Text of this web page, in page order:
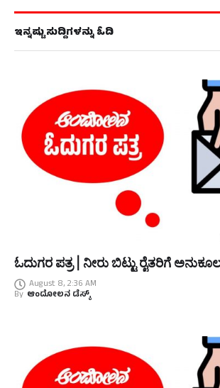
ಇನ್ನಷ್ಟು ಸುದ್ದಿಗಳನ್ನು ಓದಿ
ಓದುಗರ ಪತ್ರ | ನೀರು ಬಿಟ್ಟು ರೈತರಿಗೆ
August 8, 2:36 AM
By ಆಂದೋಲನ ಡೆಸ್ಕ್